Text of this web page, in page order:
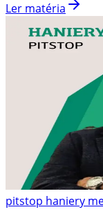
Ler matéria
pitstop haniery